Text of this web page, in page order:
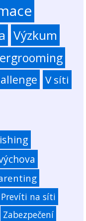
Výzkum
V síti
Prevíti na síti
Zabezpečení